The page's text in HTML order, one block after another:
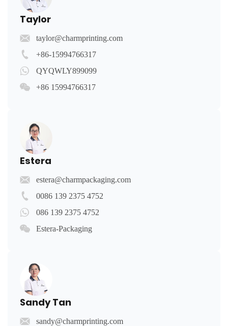
Taylor
taylor@charmprinting.com
+86-15994766317
QYQWLY899099
+86 15994766317
Estera
estera@charmpackaging.com
0086 139 2375 4752
086 139 2375 4752
Estera-Packaging
Sandy Tan
sandy@charmprinting.com